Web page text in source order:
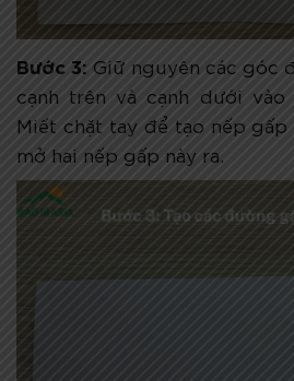
Bước 3: Giữ nguyên các góc
cạnh trên và cạnh dưới vào
Miết chặt tay để tạo nếp gấp
mở hai nếp gấp này ra.